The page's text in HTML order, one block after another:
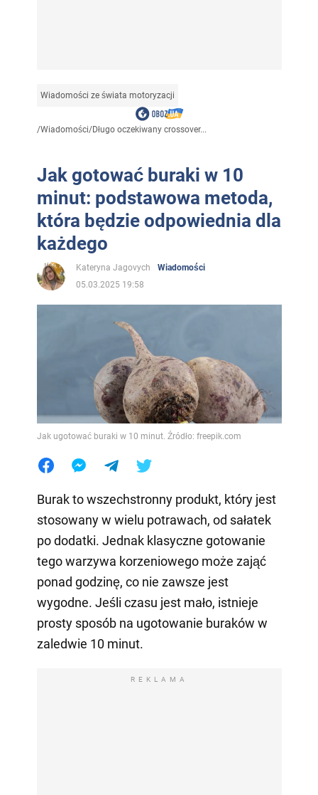
Wiadomości ze świata motoryzacji
/Wiadomości/Długo oczekiwany crossover...
Jak gotować buraki w 10
minut: podstawowa metoda,
która będzie odpowiednia dla
każdego
Kateryna Jagovych
Wiadomości
05.03.2025 19:58
Jak ugotować buraki w 10 minut. Źródło: freepik.com
Burak to wszechstronny produkt, który jest
stosowany w wielu potrawach, od sałatek
po dodatki. Jednak klasyczne gotowanie
tego warzywa korzeniowego może zająć
ponad godzinę, co nie zawsze jest
wygodne. Jeśli czasu jest mało, istnieje
prosty sposób na ugotowanie buraków w
zaledwie 10 minut.
REKLAMA